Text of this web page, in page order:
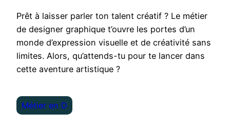
Prêt à laisser parler ton talent créatif ? Le métier
de designer graphique t’ouvre les portes d’un
monde d’expression visuelle et de créativité sans
limites. Alors, qu’attends-tu pour te lancer dans
cette aventure artistique ?
Métier en D